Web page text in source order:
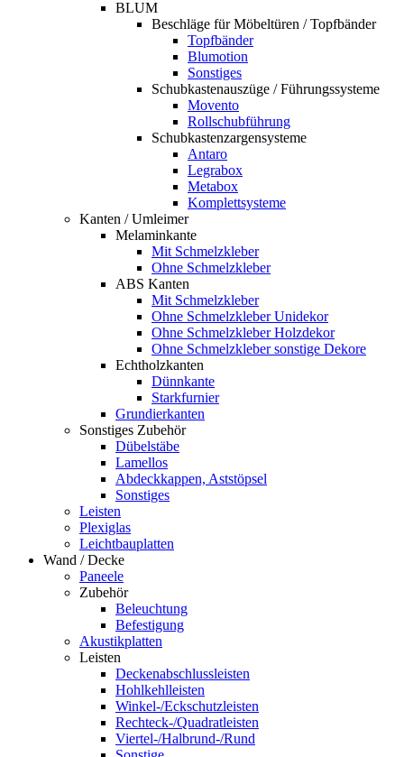
BLUM
Beschläge für Möbeltüren / Topfbänder
Topfbänder
Blumotion
Sonstiges
Schubkastenauszüge / Führungssysteme
Movento
Rollschubführung
Schubkastenzargensysteme
Antaro
Legrabox
Metabox
Komplettsysteme
Kanten / Umleimer
Melaminkante
Mit Schmelzkleber
Ohne Schmelzkleber
ABS Kanten
Mit Schmelzkleber
Ohne Schmelzkleber Unidekor
Ohne Schmelzkleber Holzdekor
Ohne Schmelzkleber sonstige Dekore
Echtholzkanten
Dünnkante
Starkfurnier
Grundierkanten
Sonstiges Zubehör
Dübelstäbe
Lamellos
Abdeckkappen, Aststöpsel
Sonstiges
Leisten
Plexiglas
Leichtbauplatten
Wand / Decke
Paneele
Zubehör
Beleuchtung
Befestigung
Akustikplatten
Leisten
Deckenabschlussleisten
Hohlkehlleisten
Winkel-/Eckschutzleisten
Rechteck-/Quadratleisten
Viertel-/Halbrund-/Rund